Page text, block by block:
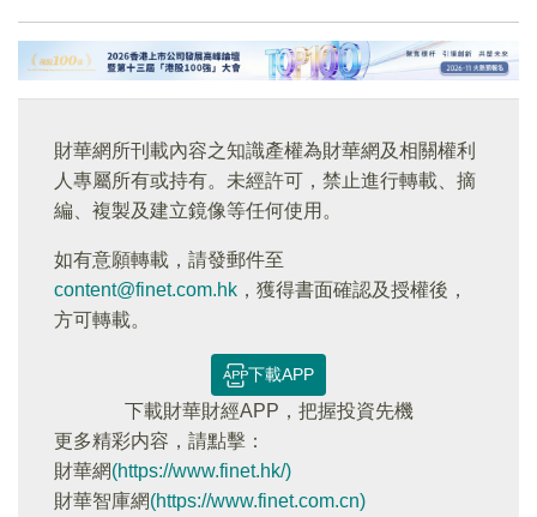
財華網所刊載內容之知識產權為財華網及相關權利
人專屬所有或持有。未經許可，禁止進行轉載、摘
編、複製及建立鏡像等任何使用。
如有意願轉載，請發郵件至
content@finet.com.hk ，獲得書面確認及授權後，
方可轉載。
下載APP
下載財華財經APP，把握投資先機
更多精彩内容，請點擊：
財華網(https://www.finet.hk/)
財華智庫網(https://www.finet.com.cn)